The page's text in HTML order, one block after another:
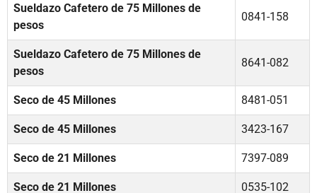
Sueldazo Cafetero de 75 Millones de
pesos
0841-158
Sueldazo Cafetero de 75 Millones de
pesos
8641-082
Seco de 45 Millones 8481-051
Seco de 45 Millones 3423-167
Seco de 21 Millones 7397-089
Seco de 21 Millones 0535-102